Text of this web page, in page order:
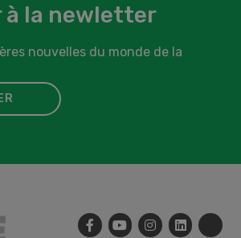
à la newletter
nouvelles du monde de la